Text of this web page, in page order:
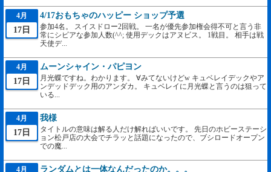
4月
17日
4/17おもちゃのハッピー ショップ予選
参加4名。 スイスドロー2回戦。 一名が優先参加権会得不可と言う非
常にシビアな参加人数(^^; 使用デックはアヌビス。 1戦目。 相手は戦
天使デ...
4月
17日
ムーンシャイン・パピヨン
月光蝶ですね。わかります。 ∀みてないけどw キュベレイデックやア
ンデッドデック用のアンダカ。 キュベレイに月光蝶と言うのは狙って
いる...
4月
17日
我様
タイトルの意味は解る人だけ解ればいいです。 先日のホビーステーシ
ョン松戸店の大会でチラッと話題になったので、ブシロードオープン
での魔...
4月 ランダムとは一体なんだったのか。。。